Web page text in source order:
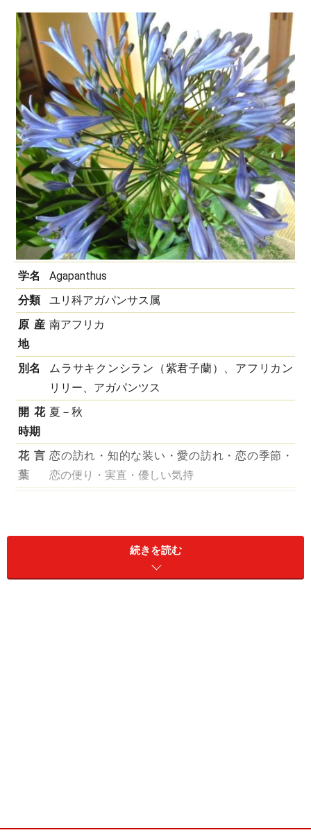
学名
Agapanthus
分類
ユリ科アガパンサス属
原産
地
南アフリカ
別名
ムラサキクンシラン（紫君子蘭）、アフリカン
リリー、アガパンツス
開花
時期
夏－秋
花言
葉
恋の訪れ・知的な装い・愛の訪れ・恋の季節・
恋の便り・実直・優しい気持
続きを読む